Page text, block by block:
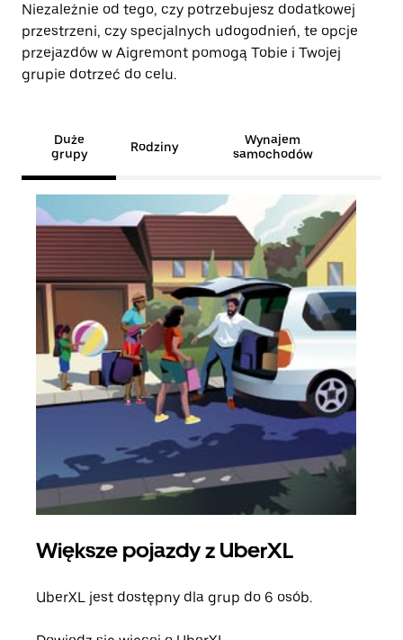
Niezależnie od tego, czy potrzebujesz dodatkowej
przestrzeni, czy specjalnych udogodnień, te opcje
przejazdów w Aigremont pomogą Tobie i Twojej
grupie dotrzeć do celu.
Duże
grupy
Rodziny
Wynajem
samochodów
Większe pojazdy z UberXL
UberXL jest dostępny dla grup do 6 osób.